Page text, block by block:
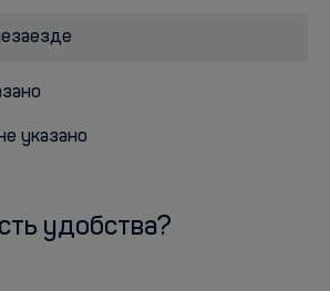
указано
удобства?